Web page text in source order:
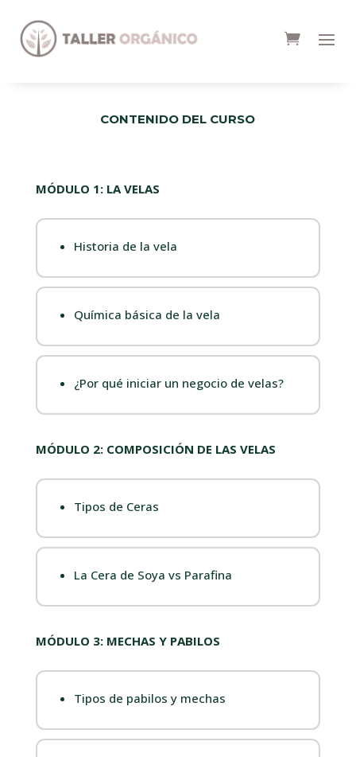
CONTENIDO DEL CURSO
MÓDULO 1: LA VELAS
Historia de la vela
Química básica de la vela
¿Por qué iniciar un negocio de velas?
MÓDULO 2: COMPOSICIÓN DE LAS VELAS
Tipos de Ceras
La Cera de Soya vs Parafina
MÓDULO 3: MECHAS Y PABILOS
Tipos de pabilos y mechas